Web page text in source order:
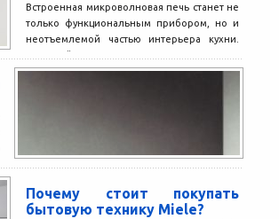
Встроенная микроволновая печь станет не
только функциональным прибором, но и
неотъемлемой частью интерьера кухни.
Широкий ассортимент позволяет даже на
небольшой...
Почему стоит покупать
бытовую технику Miele?